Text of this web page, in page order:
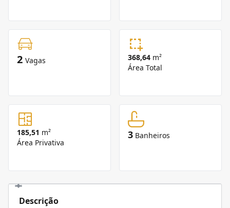
2 Vagas 368,64 m²
Área Total
185,51 m²
Área Privativa
3 Banheiros
Descrição